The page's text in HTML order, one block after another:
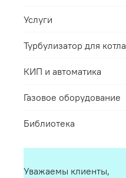
Услуги
Турбулизатор для котла
КИП и автоматика
Газовое оборудование
Библиотека
Уважаемы клиенты,